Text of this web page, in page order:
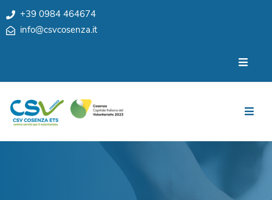
+39 0984 464674
info@csvcosenza.it
Sedi
Team
associazioni
Per
cittadini